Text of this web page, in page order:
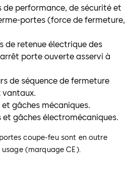
de performance, de sécurité et
portes (force de fermeture,
de retenue électrique des
porte ouverte asservi à
de séquence de fermeture
vantaux.
et gâches mécaniques.
et gâches électromécaniques.
coupe-feu sont en outre
(marquage CE).